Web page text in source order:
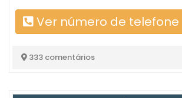
Ver número de telefone
333 comentários